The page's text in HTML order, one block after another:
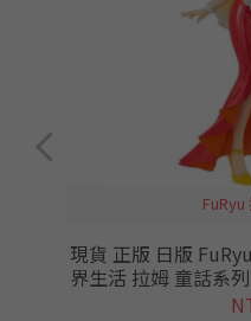
現貨 正版 日版
界生活 拉姆 童話系